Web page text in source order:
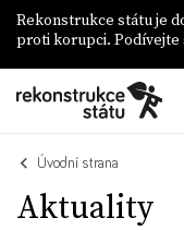
Rekonstrukce státu je
proti korupci. Podívejte
Úvodní strana
Aktuality